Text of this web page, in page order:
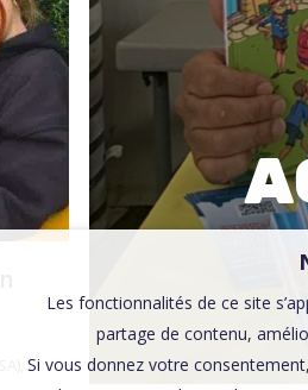
Les fonctionnalités de ce site
partage de contenu,
Si vous donnez votre